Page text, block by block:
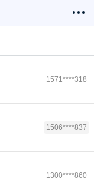
1571****318
1506****837
1300****860